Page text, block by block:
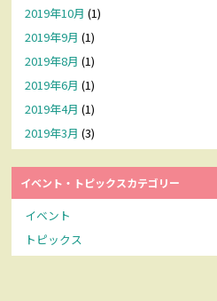
2019年10月 (1)
2019年9月 (1)
2019年8月 (1)
2019年6月 (1)
2019年4月 (1)
2019年3月 (3)
イベント・トピックスカテゴリー
イベント
トピックス